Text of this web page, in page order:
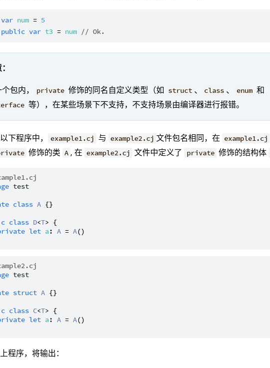
var num = 5
public var t3 = num // Ok.
包内，
private 修饰的同名自定义类型（如 struct 、 class 、 enum 和
等），在某些场景下不支持，不支持场景由编译器进行报错。
下程序中， example1.cj 与 example2.cj 文件包名相同，在 example1.cj
修饰的类 A , 在 example2.cj 文件中定义了 private 修饰的结构体
test
class A {}
class D<T> {
let a: A = A()
test
struct A {}
class C<T> {
let a: A = A()
程序，将输出：